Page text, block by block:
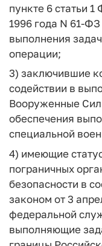
пункте 6 статьи
1996 года N 61-
выполнения
операции;
3) заключившие
содействии в
Вооруженные
обеспечения
специальной
4) имеющие
пограничных
безопасности в
законом от 3
федеральной
выполняющие